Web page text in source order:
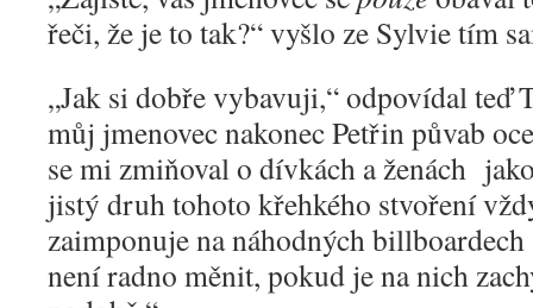
řeči, že je to tak?“ vyšlo ze Sylvie tím
„Jak si dobře vybavuji,“ odpovídal teď
můj jmenovec nakonec Petřin půvab
se mi zmiňoval o dívkách a ženách
jistý druh tohoto křehkého stvoření
zaimponuje na náhodných
není radno měnit, pokud je na nich